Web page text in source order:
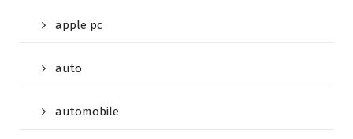
apple pc
auto
automobile